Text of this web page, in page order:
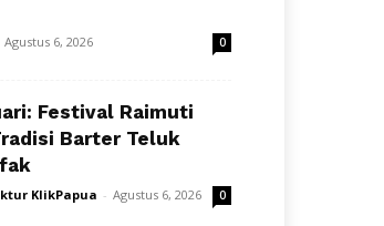
Agustus 6, 2026 0
Festival Raimuti
Barter Teluk
KlikPapua - Agustus 6, 2026 0